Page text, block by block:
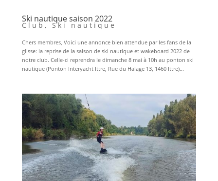
Ski nautique saison 2022
Club , Ski nautique
Chers membres, Voici une annonce bien attendue par les fans de la
glisse: la reprise de la saison de ski nautique et wakeboard 2022 de
notre club. Celle-ci reprendra le dimanche 8 mai à 10h au ponton ski
nautique (Ponton Interyacht Ittre, Rue du Halage 13, 1460 Ittre)...